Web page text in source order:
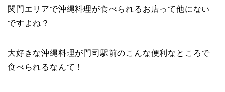
関門エリアで沖縄料理が食べられるお店って他にない
ですよね？
大好きな沖縄料理が門司駅前のこんな便利なところで
食べられるなんて！